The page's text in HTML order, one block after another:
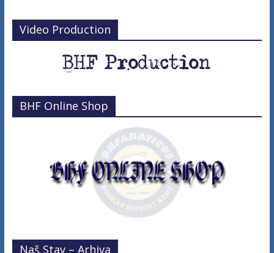
Video Production
BHF Online Shop
Naš Stav – Arhiva